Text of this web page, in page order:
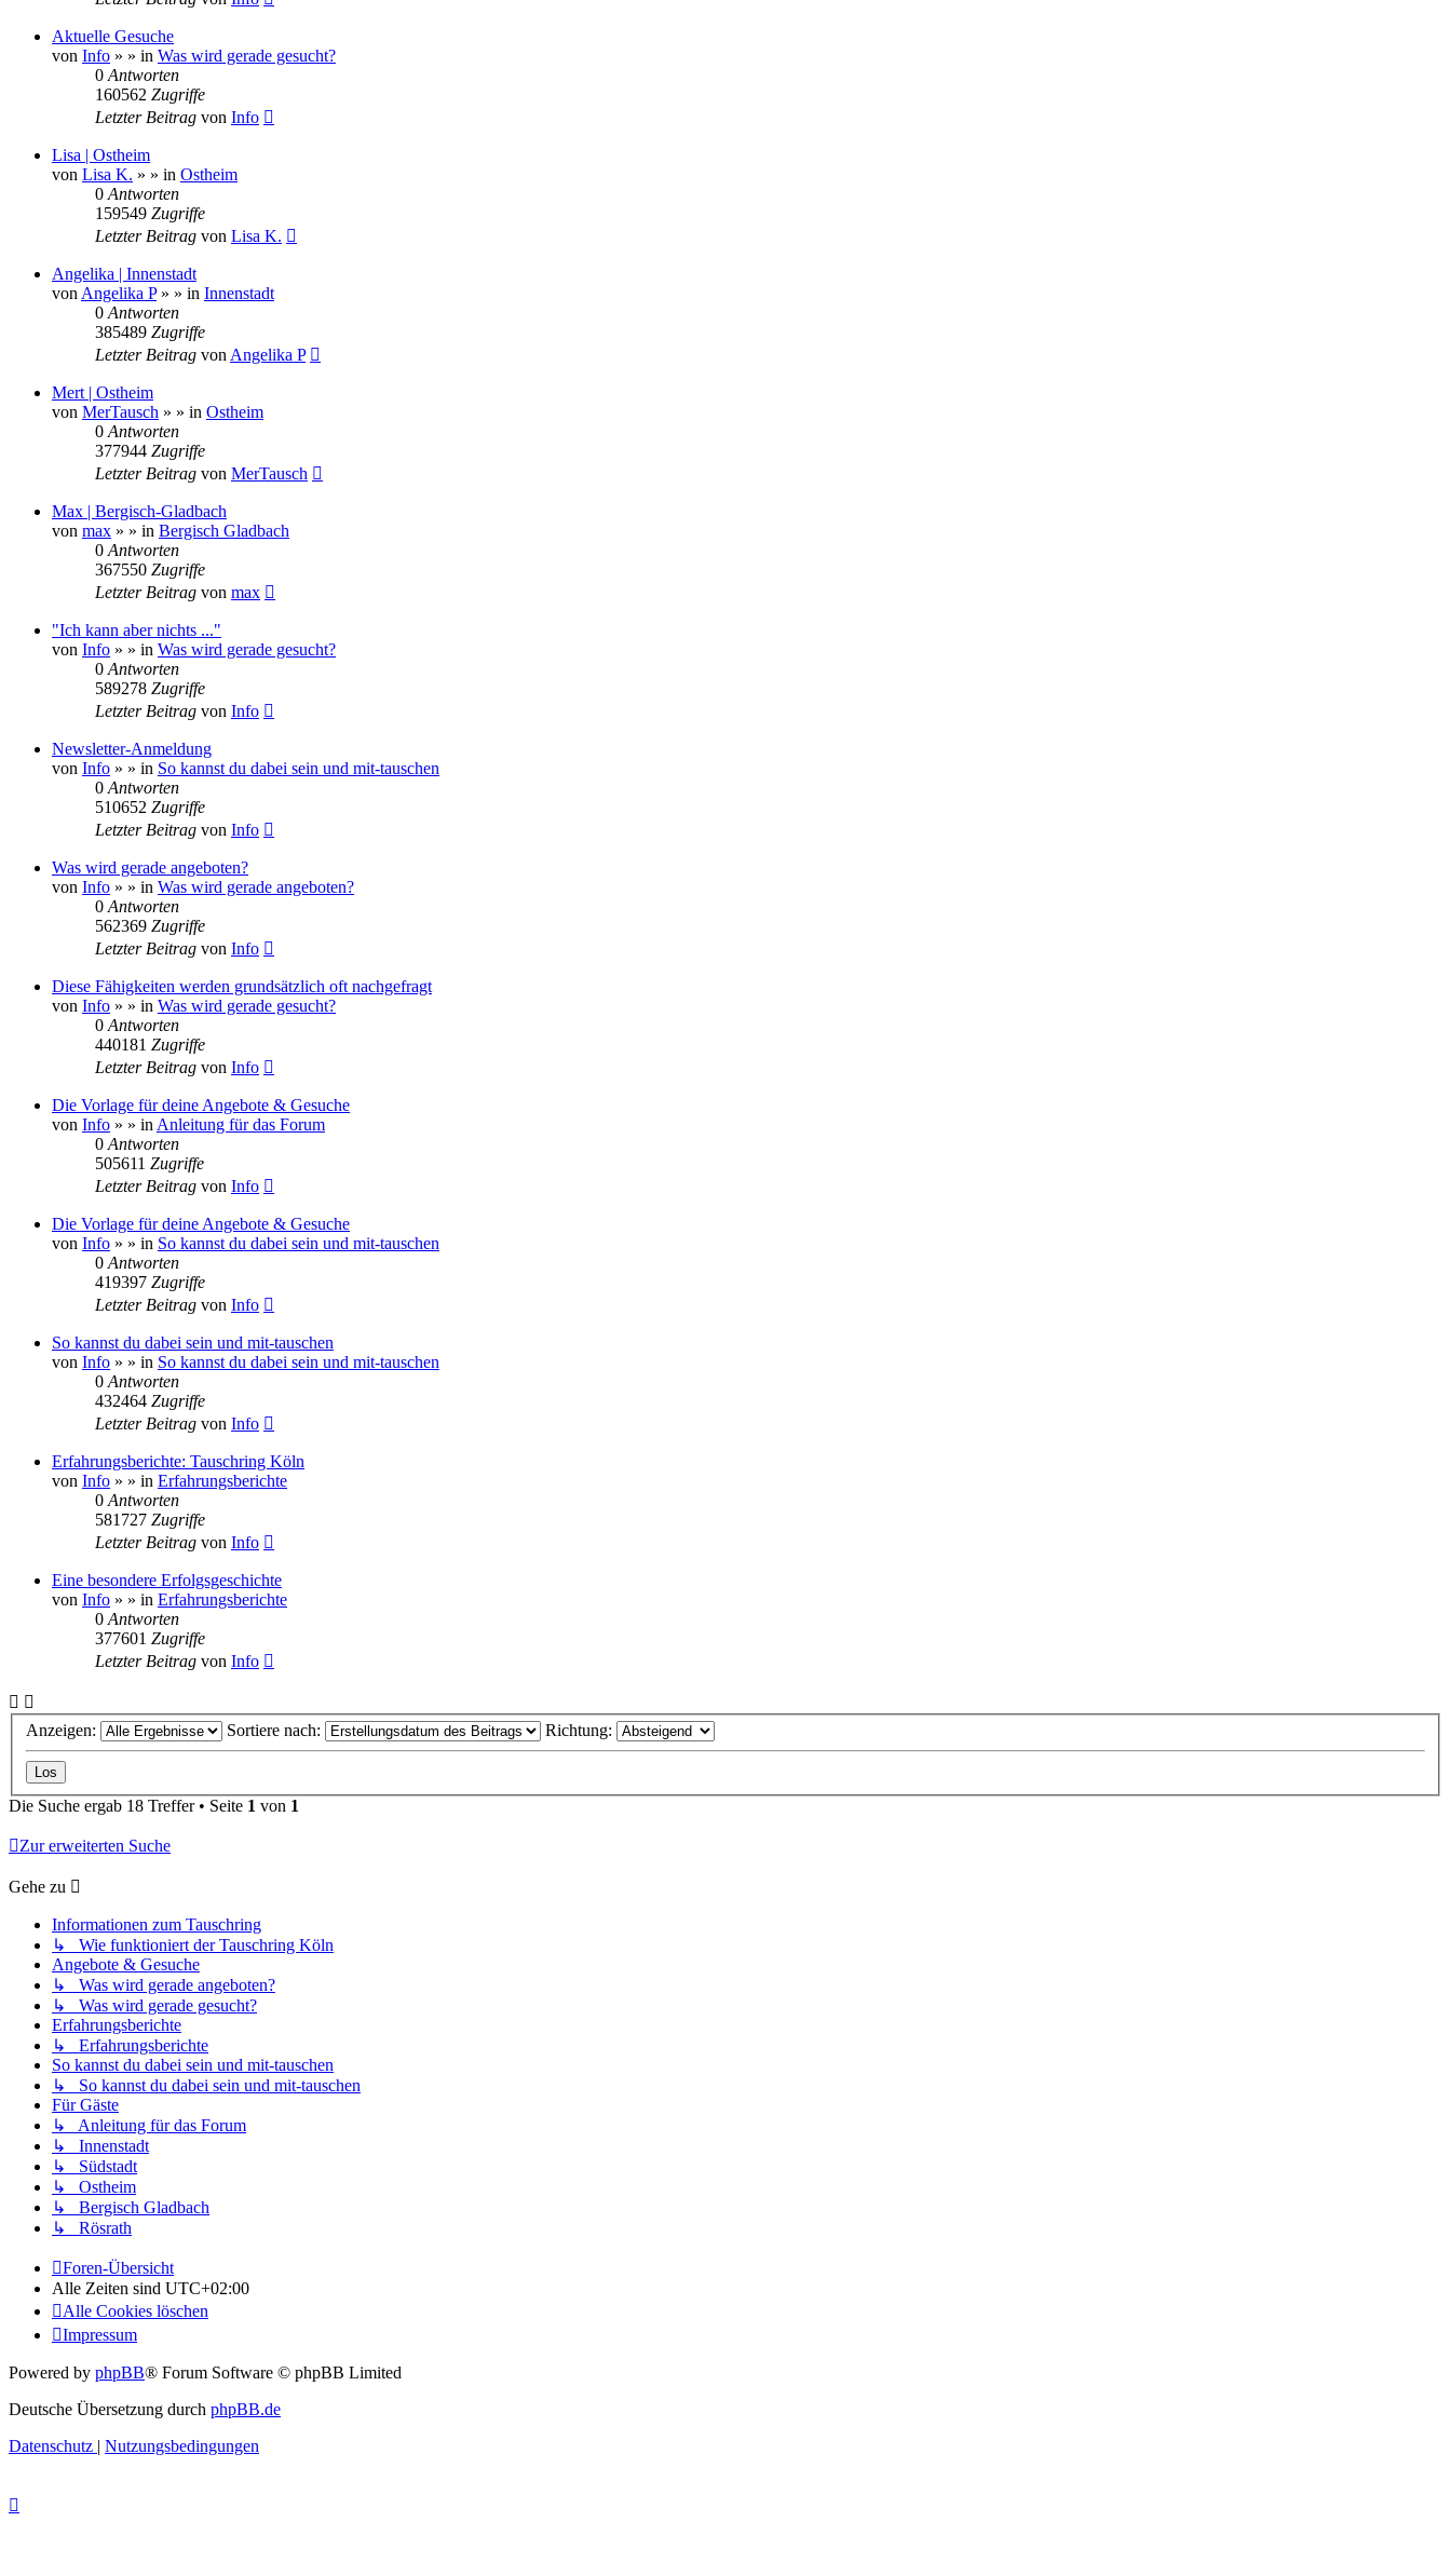
Aktuelle Gesuche
von Info » » in Was wird gerade gesucht?
0 Antworten
160562 Zugriffe
Letzter Beitrag von Info
Lisa | Ostheim
von Lisa K. » » in Ostheim
0 Antworten
159549 Zugriffe
Letzter Beitrag von Lisa K.
Angelika | Innenstadt
von Angelika P» » in Innenstadt
0 Antworten
385489 Zugriffe
Letzter Beitrag von Angelika P
Mert | Ostheim
von MerTausch » » in Ostheim
0 Antworten
377944 Zugriffe
Letzter Beitrag von MerTausch
Max | Bergisch-Gladbach
von max » » in Bergisch Gladbach
0 Antworten
367550 Zugriffe
Letzter Beitrag von max
"Ich kann aber nichts ..."
von Info » » in Was wird gerade gesucht?
0 Antworten
589278 Zugriffe
Letzter Beitrag von Info
Newsletter-Anmeldung
von Info » » in So kannst du dabei sein und mit-tauschen
0 Antworten
510652 Zugriffe
Letzter Beitrag von Info
Was wird gerade angeboten?
von Info » » in Was wird gerade angeboten?
0 Antworten
562369 Zugriffe
Letzter Beitrag von Info
Diese Fähigkeiten werden grundsätzlich oft nachgefragt
von Info » » in Was wird gerade gesucht?
0 Antworten
440181 Zugriffe
Letzter Beitrag von Info
Die Vorlage für deine Angebote & Gesuche
von Info » » in Anleitung für das Forum
0 Antworten
505611 Zugriffe
Letzter Beitrag von Info
Die Vorlage für deine Angebote & Gesuche
von Info » » in So kannst du dabei sein und mit-tauschen
0 Antworten
419397 Zugriffe
Letzter Beitrag von Info
So kannst du dabei sein und mit-tauschen
von Info » » in So kannst du dabei sein und mit-tauschen
0 Antworten
432464 Zugriffe
Letzter Beitrag von Info
Erfahrungsberichte: Tauschring Köln
von Info » » in Erfahrungsberichte
0 Antworten
581727 Zugriffe
Letzter Beitrag von Info
Eine besondere Erfolgsgeschichte
von Info » » in Erfahrungsberichte
0 Antworten
377601 Zugriffe
Letzter Beitrag von Info
Anzeigen: Sortiere nach: Richtung:
Die Suche ergab 18 Treffer • Seite 1 von 1
Zur erweiterten Suche
Gehe zu
Informationen zum Tauschring
↳ Wie funktioniert der Tauschring Köln
Angebote & Gesuche
↳ Was wird gerade angeboten?
↳ Was wird gerade gesucht?
Erfahrungsberichte
↳ Erfahrungsberichte
So kannst du dabei sein und mit-tauschen
↳ So kannst du dabei sein und mit-tauschen
Für Gäste
↳ Anleitung für das Forum
↳ Innenstadt
↳ Südstadt
↳ Ostheim
↳ Bergisch Gladbach
↳ Rösrath
Foren-Übersicht
Alle Zeiten sind UTC+02:00
Alle Cookies löschen
Impressum
Powered by phpBB® Forum Software © phpBB Limited
Deutsche Übersetzung durch phpBB.de
Datenschutz
Nutzungsbedingungen